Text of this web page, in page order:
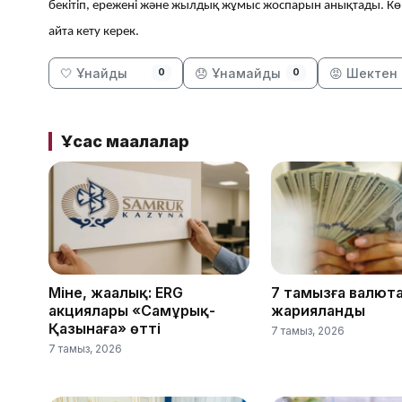
бекітіп, ережені және жылдық жұмыс жоспарын анықтады.
айта кету керек.
🤍 Ұнайды 0 😞 Ұнамайды 0 😡 Шектен
Ұқсас мақалалар
Міне, жаңалық: ERG
акциялары «Самұрық-
Қазынаға» өтті
7 тамыз, 2026
7 тамызға
жарияланды
7 тамыз, 2026